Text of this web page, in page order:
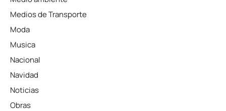
Medios de Transporte
Moda
Musica
Nacional
Navidad
Noticias
Obras